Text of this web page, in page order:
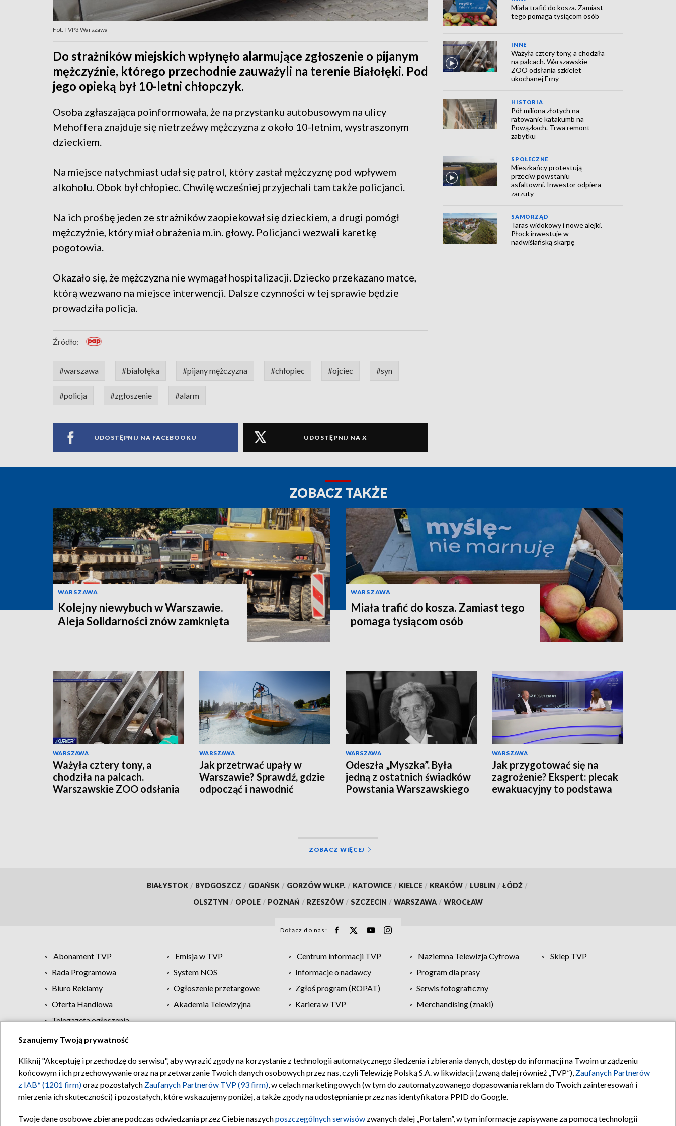
Fot. TVP3 Warszawa
Do strażników miejskich wpłynęło alarmujące zgłoszenie o pijanym
mężczyźnie, którego przechodnie zauważyli na terenie Białołęki. Pod
jego opieką był 10-letni chłopczyk.
Osoba zgłaszająca poinformowała, że na przystanku autobusowym na ulicy
Mehoffera znajduje się nietrzeźwy mężczyzna z około 10-letnim, wystraszonym
dzieckiem.
Na miejsce natychmiast udał się patrol, który zastał mężczyznę pod wpływem
alkoholu. Obok był chłopiec. Chwilę wcześniej przyjechali tam także policjanci.
Na ich prośbę jeden ze strażników zaopiekował się dzieckiem, a drugi pomógł
mężczyźnie, który miał obrażenia m.in. głowy. Policjanci wezwali karetkę
pogotowia.
Okazało się, że mężczyzna nie wymagał hospitalizacji. Dziecko przekazano matce,
którą wezwano na miejsce interwencji. Dalsze czynności w tej sprawie będzie
prowadziła policja.
Źródło:
#warszawa #białołęka #pijany mężczyzna #chłopiec #ojciec #syn
#policja #zgłoszenie #alarm
UDOSTĘPNIJ NA FACEBOOKU UDOSTĘPNIJ NA X
Miała trafić do kosza. Zamiast
tego pomaga tysiącom osób
INNE
Ważyła cztery tony, a chodziła
na palcach. Warszawskie
ZOO odsłania szkielet
ukochanej Erny
HISTORIA
Pół miliona złotych na
ratowanie katakumb na
Powązkach. Trwa remont
zabytku
SPOŁECZNE
Mieszkańcy protestują
przeciw powstaniu
asfaltowni. Inwestor odpiera
zarzuty
SAMORZĄD
Taras widokowy i nowe alejki.
Płock inwestuje w
nadwiślańską skarpę
ZOBACZ TAKŻE
WARSZAWA
Kolejny niewybuch w Warszawie.
Aleja Solidarności znów zamknięta
WARSZAWA
Miała trafić do kosza. Zamiast tego
pomaga tysiącom osób
WARSZAWA
Ważyła cztery tony, a
chodziła na palcach.
Warszawskie ZOO odsłania
WARSZAWA
Jak przetrwać upały w
Warszawie? Sprawdź, gdzie
odpocząć i nawodnić
WARSZAWA
Odeszła „Myszka”. Była
jedną z ostatnich świadków
Powstania Warszawskiego
WARSZAWA
Jak przygotować się na
zagrożenie? Ekspert: plecak
ewakuacyjny to podstawa
ZOBACZ WIĘCEJ
BIAŁYSTOK / BYDGOSZCZ / GDAŃSK / GORZÓW WLKP. / KATOWICE / KIELCE / KRAKÓW / LUBLIN / ŁÓDŹ /
OLSZTYN / OPOLE / POZNAŃ / RZESZÓW / SZCZECIN / WARSZAWA / WROCŁAW
Dołącz do nas:
Abonament TVP Emisja w TVP Centrum informacji TVP Naziemna Telewizja Cyfrowa
Sklep TVP
Rada Programowa
System NOS Informacje o nadawcy
Program dla prasy
Biuro Reklamy
Ogłoszenie przetargowe Zgłoś program (ROPAT)
Serwis fotograficzny
Oferta Handlowa
Akademia Telewizyjna Kariera w TVP
Merchandising (znaki)
Telegazeta ogłoszenia
Regulamin TVP Polityka prywatności Moje zgody Pomoc Biuro reklamy Kontakt
Szanujemy Twoją prywatność
Kliknij "Akceptuję i przechodzę do serwisu", aby wyrazić zgody na korzystanie z technologii automatycznego śledzenia i zbierania danych, dostęp do informacji na Twoim urządzeniu
końcowym i ich przechowywanie oraz na przetwarzanie Twoich danych osobowych przez nas, czyli Telewizję Polską S.A. w likwidacji (zwaną dalej również „TVP”), Zaufanych Partnerów
z IAB* (1201 firm)oraz pozostałych Zaufanych Partnerów TVP (93 firm), w celach marketingowych (w tym do zautomatyzowanego dopasowania reklam do Twoich zainteresowań i
mierzenia ich skuteczności) i pozostałych, które wskazujemy poniżej, a także zgody na udostępnianie przez nas identyfikatora PPID do Google.
Twoje dane osobowe zbierane podczas odwiedzania przez Ciebie naszychposzczególnych serwisów zwanych dalej „Portalem”, w tym informacje zapisywane za pomocą technologii